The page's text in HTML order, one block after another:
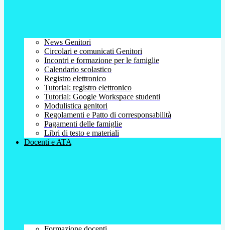
News Genitori
Circolari e comunicati Genitori
Incontri e formazione per le famiglie
Calendario scolastico
Registro elettronico
Tutorial: registro elettronico
Tutorial: Google Workspace studenti
Modulistica genitori
Regolamenti e Patto di corresponsabilità
Pagamenti delle famiglie
Libri di testo e materiali
Docenti e ATA